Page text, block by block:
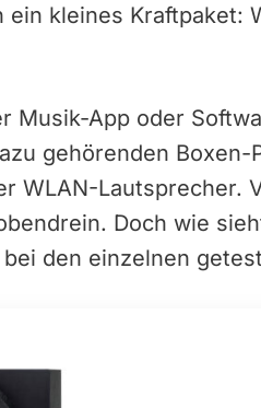
ein kleines Kraftpaket:
Musik-App oder
gehörenden
WLAN-Lautsprecher.
Doch wie
den einzelnen